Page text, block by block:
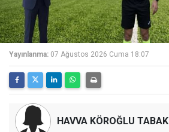
Yayınlanma: 07 Ağustos 2026 Cuma 18:07
HAVVA KÖROĞLU TABAK